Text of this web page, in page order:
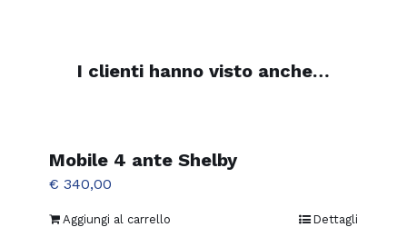
I clienti hanno visto anche…
Mobile 4 ante Shelby
€ 340,00
Aggiungi al carrello Dettagli